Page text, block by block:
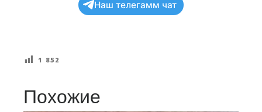
Наш телегамм чат
1 852
Похожие